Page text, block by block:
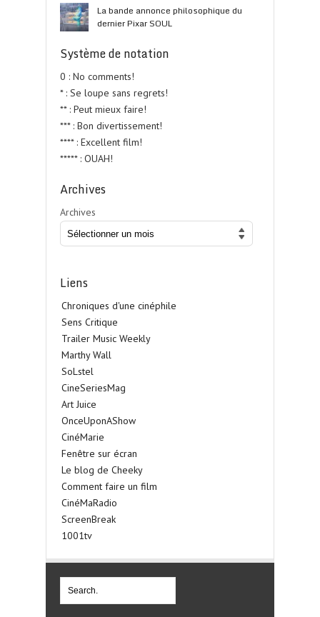
La bande annonce philosophique du
dernier Pixar SOUL
Système de notation
0 : No comments!
* : Se loupe sans regrets!
** : Peut mieux faire!
*** : Bon divertissement!
**** : Excellent film!
***** : OUAH!
Archives
Archives
Liens
Chroniques d'une cinéphile
Sens Critique
Trailer Music Weekly
Marthy Wall
SoLstel
CineSeriesMag
Art Juice
OnceUponAShow
CinéMarie
Fenêtre sur écran
Le blog de Cheeky
Comment faire un film
CinéMaRadio
ScreenBreak
1001tv